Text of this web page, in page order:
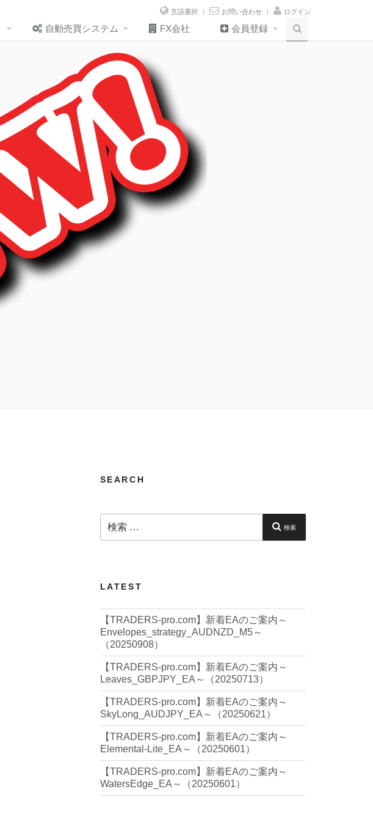
言語選択 お問い合わせ ログイン
自動売買システム FX会社
会員登録
SEARCH
検
索:
検索
LATEST
【TRADERS-pro.com】新着EAのご案内～
Envelopes_strategy_AUDNZD_M5～
（20250908）
【TRADERS-pro.com】新着EAのご案内～
Leaves_GBPJPY_EA～（20250713）
【TRADERS-pro.com】新着EAのご案内～
SkyLong_AUDJPY_EA～（20250621）
【TRADERS-pro.com】新着EAのご案内～
Elemental-Lite_EA～（20250601）
【TRADERS-pro.com】新着EAのご案内～
WatersEdge_EA～（20250601）